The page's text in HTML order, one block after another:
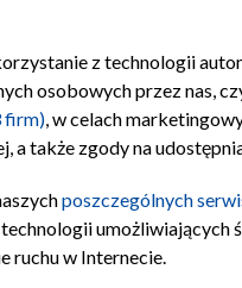
prywatności Moje
z technologii
osobowych przez nas,
firm), w celach
a także zgody na
poszczególnych
umożliwiających
ruchu w Internecie.